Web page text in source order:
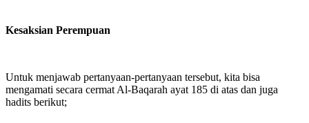
Kesaksian Perempuan
Untuk menjawab pertanyaan-pertanyaan tersebut, kita bisa
mengamati secara cermat Al-Baqarah ayat 185 di atas dan juga
hadits berikut;